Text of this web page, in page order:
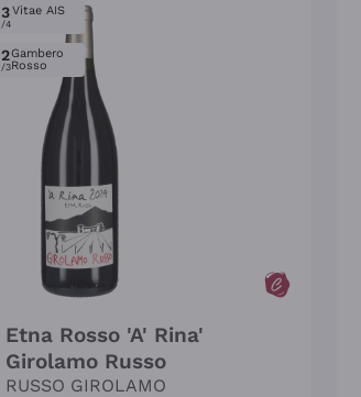
3
/4
Vitae AIS
2
/3
Gambero
Rosso
Etna Rosso 'A' Rina'
Girolamo Russo
RUSSO GIROLAMO